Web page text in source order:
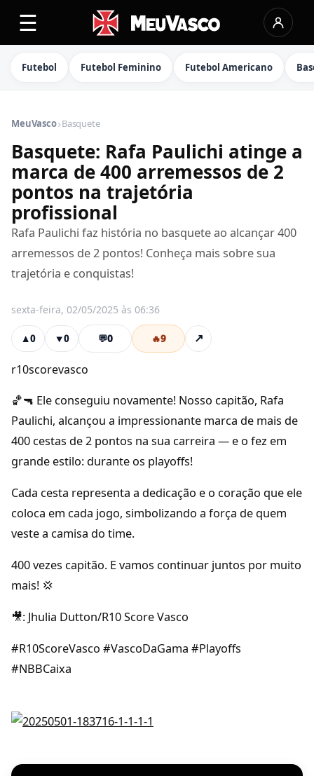
☰
Futebol Futebol Feminino Futebol Americano
MeuVasco›Basquete
Basquete: Rafa Paulichi atinge a
marca de 400 arremessos de 2
pontos na trajetória
profissional
Rafa Paulichi faz história no basquete ao alcançar 400
arremessos de 2 pontos! Conheça mais sobre sua
trajetória e conquistas!
sexta-feira, 02/05/2025 às 06:36
▲0 ▼0 💬0 🔥9 ↗
r10scorevasco
🏀🔫 Ele conseguiu novamente! Nosso capitão, Rafa
Paulichi, alcançou a impressionante marca de mais de
400 cestas de 2 pontos na sua carreira — e o fez em
grande estilo: durante os playoffs!
Cada cesta representa a dedicação e o coração que ele
coloca em cada jogo, simbolizando a força de quem
veste a camisa do time.
400 vezes capitão. E vamos continuar juntos por muito
mais! 💢
🎥: Jhulia Dutton/R10 Score Vasco
#R10ScoreVasco #VascoDaGama #Playoffs
#NBBCaixa